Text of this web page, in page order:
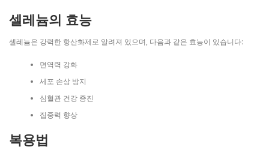
셀레늄의 효능
셀레늄은 강력한 항산화제로 알려져 있으며, 다음과 같은 효능이 있습니다:
면역력 강화
세포 손상 방지
심혈관 건강 증진
집중력 향상
복용법